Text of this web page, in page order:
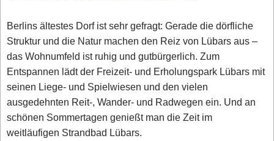
Berlins ältestes Dorf ist sehr gefragt: Gerade die dörfliche
Struktur und die Natur machen den Reiz von Lübars aus –
das Wohnumfeld ist ruhig und gutbürgerlich. Zum
Entspannen lädt der Freizeit- und Erholungspark Lübars mit
seinen Liege- und Spielwiesen und den vielen
ausgedehnten Reit-, Wander- und Radwegen ein. Und an
schönen Sommertagen genießt man die Zeit im
weitläufigen Strandbad Lübars.